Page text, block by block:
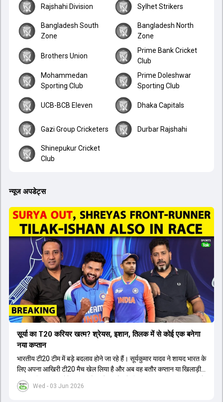
Rajshahi Division Sylhet Strikers
Bangladesh South
Zone
Bangladesh North
Zone
Brothers Union
Prime Bank Cricket
Club
Mohammedan
Sporting Club
Prime Doleshwar
Sporting Club
UCB-BCB Eleven Dhaka Capitals
Gazi Group Cricketers Durbar Rajshahi
Shinepukur Cricket
Club
न्यूज अपडेट्स
Wed - 03 Jun 2026
सूर्या का T20 करियर खत्म? श्रेयस, इशान, तिलक में से कोई एक बनेगा
नया कप्तान
भारतीय टी20 टीम में बड़े बदलाव होने जा रहे हैं। सूर्यकुमार यादव ने शायद भारत के
लिए अपना आखिरी टी20 मैच खेल लिया है और अब वह बतौर कप्तान या खिलाड़ी
टीम का हिस्सा नहीं होंगे। आयरलैंड और इंग्लैंड के खिलाफ आगामी टी20 सीरीज के
लिए नए कप्तान की तलाश जारी है। इस रेस में श्रेयस अय्यर सबसे आगे चल रहे